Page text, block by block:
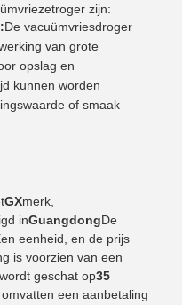
zijn:
De vacuümvriesdroger
van grote
opslag en
kunnen worden
of smaak
GXmerk,
inGuangdongDe
eenheid, en de prijs
is voorzien van een
geschat op35
een aanbetaling